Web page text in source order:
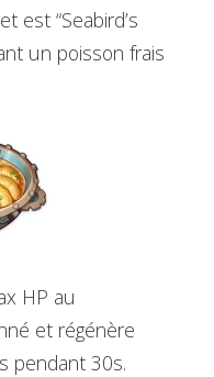
est “Seabird’s
un poisson frais
HP au
et régénère
pendant 30s.